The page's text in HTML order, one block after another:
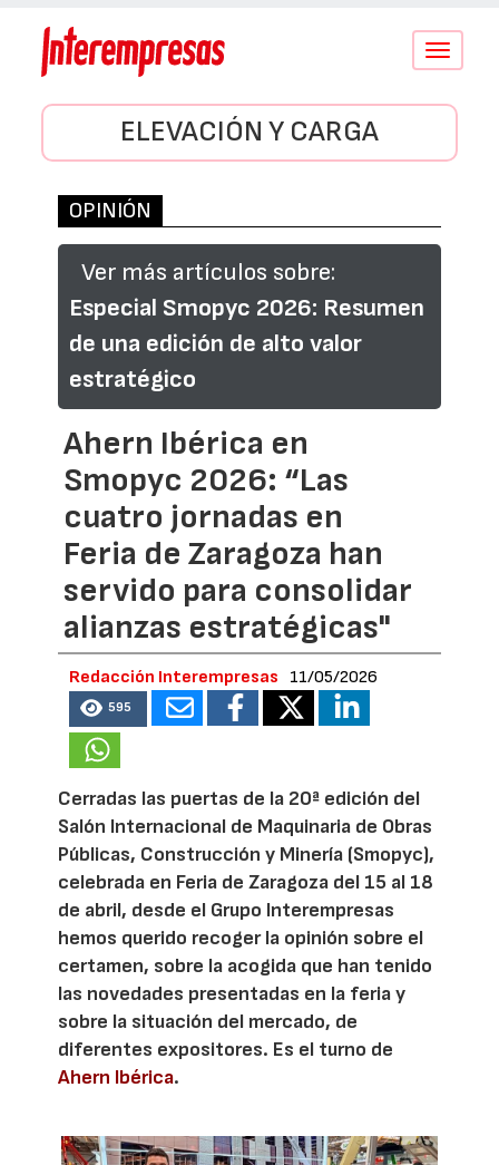
Conmutar
ELEVACIÓN Y CARGA
OPINIÓN
Ver más artículos sobre:
Especial Smopyc 2026: Resumen
de una edición de alto valor
estratégico
Ahern Ibérica en
Smopyc 2026: “Las
cuatro jornadas en
Feria de Zaragoza han
servido para consolidar
alianzas estratégicas"
Redacción Interempresas 11/05/2026
595
Cerradas las puertas de la 20ª edición del
Salón Internacional de Maquinaria de Obras
Públicas, Construcción y Minería (Smopyc),
celebrada en Feria de Zaragoza del 15 al 18
de abril, desde el Grupo Interempresas
hemos querido recoger la opinión sobre el
certamen, sobre la acogida que han tenido
las novedades presentadas en la feria y
sobre la situación del mercado, de
diferentes expositores. Es el turno de
Ahern Ibérica.